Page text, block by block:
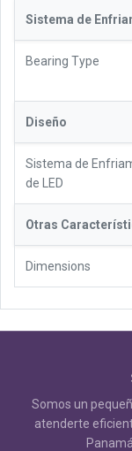
Sistema de
Bearing Type
Diseño
Sistema de
de LED
Otras
Dimensions
Somos un
atenderte